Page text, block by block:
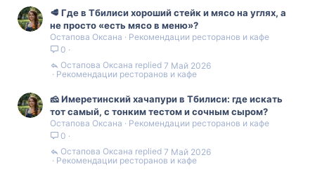
🥩 Где в Тбилиси хороший стейк и мясо на углях, а
не просто «есть мясо в меню»?
Остапова Оксана
Рекомендации ресторанов и кафе
0
Рекомендации ресторанов и кафе
7 Май 2026
Остапова Оксана
🧀 Имеретинский хачапури в Тбилиси: где искать
тот самый, с тонким тестом и сочным сыром?
Остапова Оксана
Рекомендации ресторанов и кафе
0
Рекомендации ресторанов и кафе
7 Май 2026
Остапова Оксана